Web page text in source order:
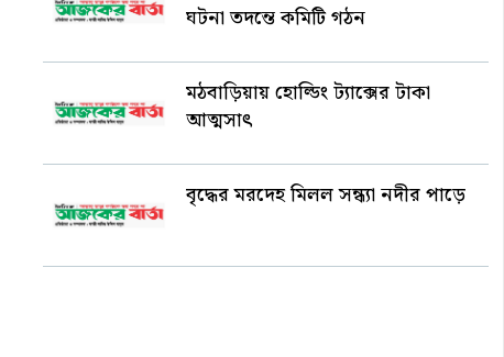
ঘটনা তদন্তে কমিটি গঠন
মঠবাড়িয়ায় হোল্ডিং ট্যাক্সের টাকা
আত্মসাৎ
বৃদ্ধের মরদেহ মিলল সন্ধ্যা নদীর পাড়ে